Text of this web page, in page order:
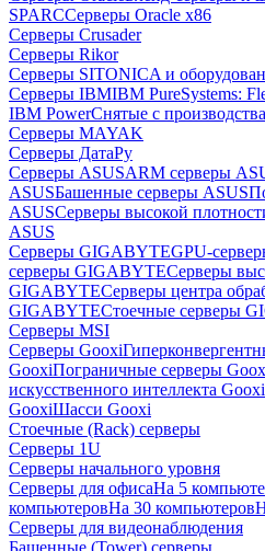
SPARCСерверы Oracle x86
Серверы Crusader
Серверы Rikor
Серверы SITONICA и
Серверы IBMIBM PureSystems:
IBM PowerСнятые с
Серверы MAYAK
Серверы ДатаРу
Серверы ASUSARM серверы
ASUSБашенные серверы ASUS
ASUSСерверы высокой
ASUS
Серверы GIGABYTEGPU-
серверы GIGABYTEСерверы
GIGABYTEСерверы центра
GIGABYTEСтоечные серверы
Серверы MSI
Серверы Gooxi
GooxiПограничные серверы
искусственного интеллекта Gooxi
GooxiШасси Gooxi
Стоечные (Rack) серверы
Серверы 1U
Серверы начального уровня
Серверы для офисаНа 5
компьютеровНа 30 компьютеров
Серверы для видеонаблюдения
Башенные (Tower) серверы